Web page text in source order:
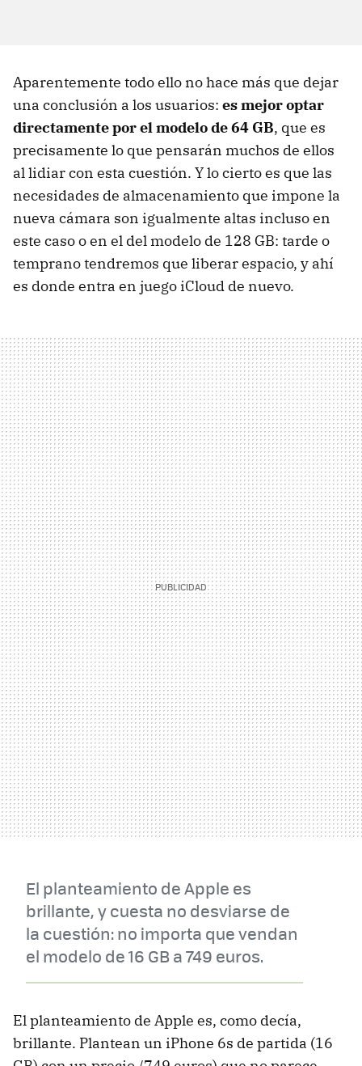
Aparentemente todo ello no hace más que dejar
una conclusión a los usuarios: es mejor optar
directamente por el modelo de 64 GB, que es
precisamente lo que pensarán muchos de ellos
al lidiar con esta cuestión. Y lo cierto es que las
necesidades de almacenamiento que impone la
nueva cámara son igualmente altas incluso en
este caso o en el del modelo de 128 GB: tarde o
temprano tendremos que liberar espacio, y ahí
es donde entra en juego iCloud de nuevo.
El planteamiento de Apple es
brillante, y cuesta no desviarse de
la cuestión: no importa que vendan
el modelo de 16 GB a 749 euros.
El planteamiento de Apple es, como decía,
brillante. Plantean un iPhone 6s de partida (16